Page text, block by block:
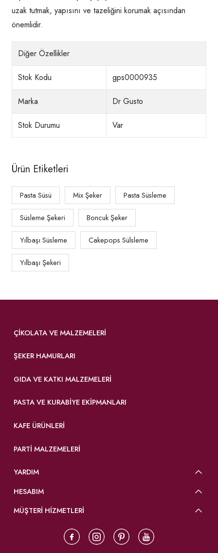
uzak tutmak, yapısını ve tazeliğini korumak açısından
önemlidir.
Diğer Özellikler
Stok Kodu gps0000935
Marka Dr Gusto
Stok Durumu Var
Ürün Etiketleri
Pasta Süsü Mix Şeker Pasta Süsleme
Süsleme Şekeri Boncuk Şeker
Yılbaşı Süsleme Cakepops Sülsleme
Yılbaşı Şekeri
ÇIKOLATA VE MALZEMELERI
ŞEKER HAMURLARI
GIDA VE KATKI MALZEMELERI
PASTA VE KURABIYE EKIPMANLARI
KAFE ÜRÜNLERI
PARTI MALZEMELERI
YARDIM
HESABIM
MÜŞTERİ HİZMETLERİ